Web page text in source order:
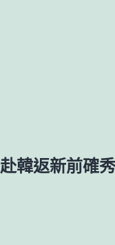
赴韓返新前確